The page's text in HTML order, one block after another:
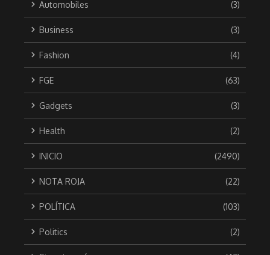
Automobiles (3)
Business (3)
Fashion (4)
FGE (63)
Gadgets (3)
Health (2)
INICIO (2490)
NOTA ROJA (22)
POLÍTICA (103)
Politics (2)